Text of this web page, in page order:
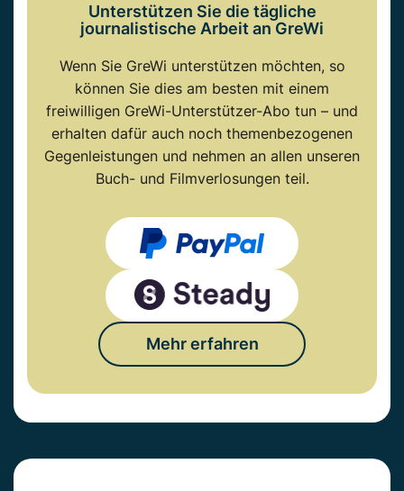
Unterstützen Sie die tägliche
journalistische Arbeit an GreWi
Wenn Sie GreWi unterstützen möchten, so
können Sie dies am besten mit einem
freiwilligen GreWi-Unterstützer-Abo tun – und
erhalten dafür auch noch themenbezogenen
Gegenleistungen und nehmen an allen unseren
Buch- und Filmverlosungen teil.
Mehr erfahren